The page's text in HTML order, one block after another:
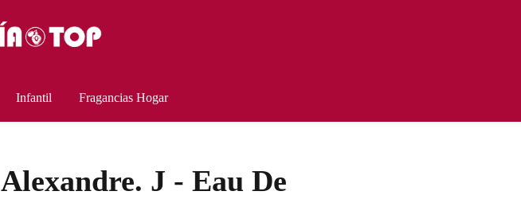
Infantil Fragancias Hogar
Alexandre. J - Eau De